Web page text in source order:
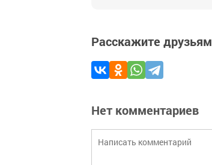
Расскажите друзьям
Нет комментариев